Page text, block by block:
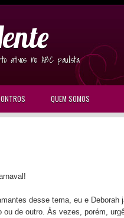
ativos no ABC paulista
QUEM SOMOS
desse tema, eu e Deborah
ou de outro. Às vezes, porém,